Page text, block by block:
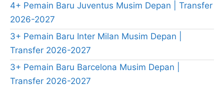
4+ Pemain Baru Juventus Musim Depan | Transfer
2026-2027
3+ Pemain Baru Inter Milan Musim Depan |
Transfer 2026-2027
3+ Pemain Baru Barcelona Musim Depan |
Transfer 2026-2027